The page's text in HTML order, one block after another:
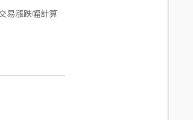
易漲跌幅計算